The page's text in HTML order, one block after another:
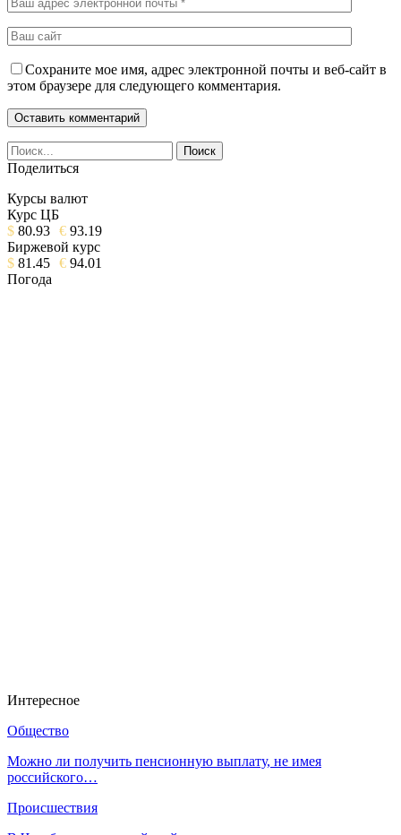
Сохраните мое имя, адрес электронной почты и веб-сайт в
этом браузере для следующего комментария.
Поделиться
Курсы валют
Курс ЦБ
$ 80.93 € 93.19
Биржевой курс
$ 81.45 € 94.01
Погода
Интересное
Общество
Можно ли получить пенсионную выплату, не имея
российского…
Происшествия